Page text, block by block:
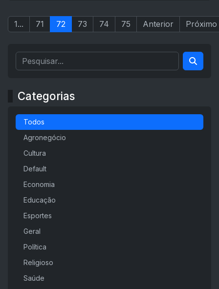
1... 71 72 73 74 75 Anterior Próximo
Categorias
Todos
Agronegócio
Cultura
Default
Economia
Educação
Esportes
Geral
Política
Religioso
Saúde